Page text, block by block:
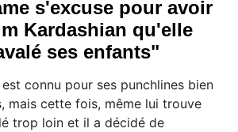
s'excuse pour avoir
Kardashian qu'elle
ses enfants"
est connu pour ses punchlines bien
mais cette fois, même lui trouve
trop loin et il a décidé de